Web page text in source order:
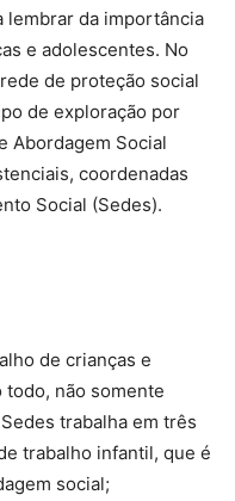
lembrar da importância
e adolescentes. No
de proteção social
de exploração por
Abordagem Social
coordenadas
Social (Sedes).
de crianças e
não somente
trabalha em três
trabalho infantil, que é
social;